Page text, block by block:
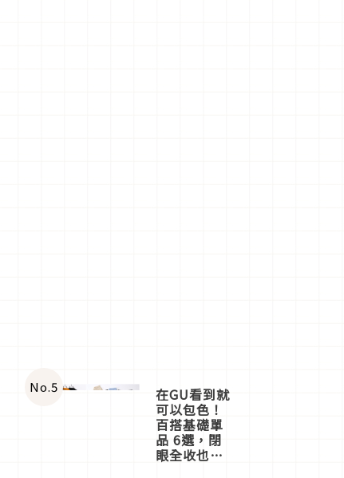
No.5 在GU看到就
可以包色！
百搭基礎單
品 6選，閉
眼全收也不